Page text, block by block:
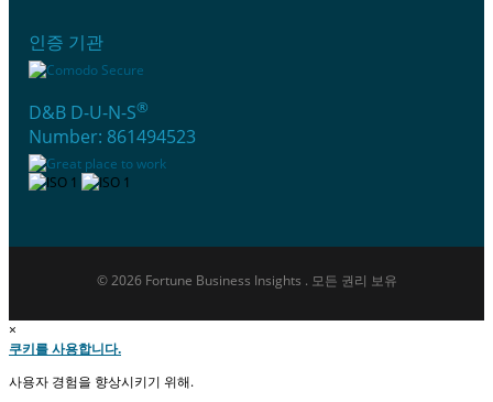
인증 기관
D&B D-U-N-S®
Number: 861494523
© 2026 Fortune Business Insights . 모든 권리 보유
×
쿠키를 사용합니다.
사용자 경험을 향상시키기 위해.